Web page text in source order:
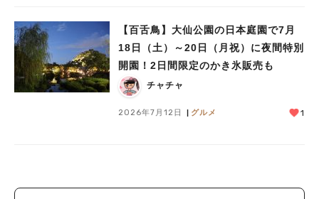
【百舌鳥】大仙公園の日本庭園で7月
18日（土）～20日（月祝）に夜間特別
開園！2日間限定のかき氷販売も
チャチャ
2026年7月12日 グルメ 1